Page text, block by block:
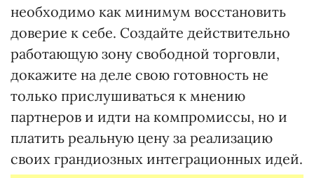
необходимо как минимум восстановить
доверие к себе. Создайте действительно
работающую зону свободной торговли,
докажите на деле свою готовность не
только прислушиваться к мнению
партнеров и идти на компромиссы, но и
платить реальную цену за реализацию
своих грандиозных интеграционных идей.